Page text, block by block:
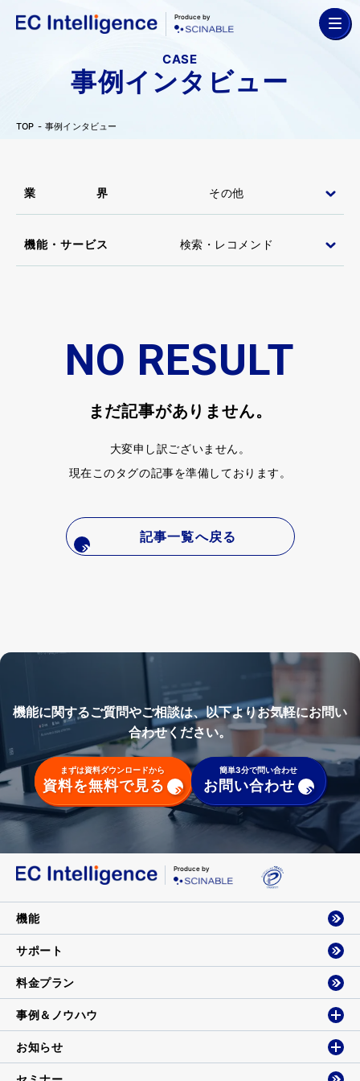
Produce by
CASE
事例インタビュー
TOP 事例インタビュー
業界
機能・サービス
NO RESULT
まだ記事がありません。
大変申し訳ございません。
現在このタグの記事を準備しております。
記事一覧へ戻る
機能に関するご質問やご相談は、以下よりお気軽にお問い
合わせください。
まずは資料ダウンロードから
資料を無料で見る
簡単3分で問い合わせ
お問い合わせ
Produce by
機能
サポート
料金プラン
事例＆ノウハウ
お知らせ